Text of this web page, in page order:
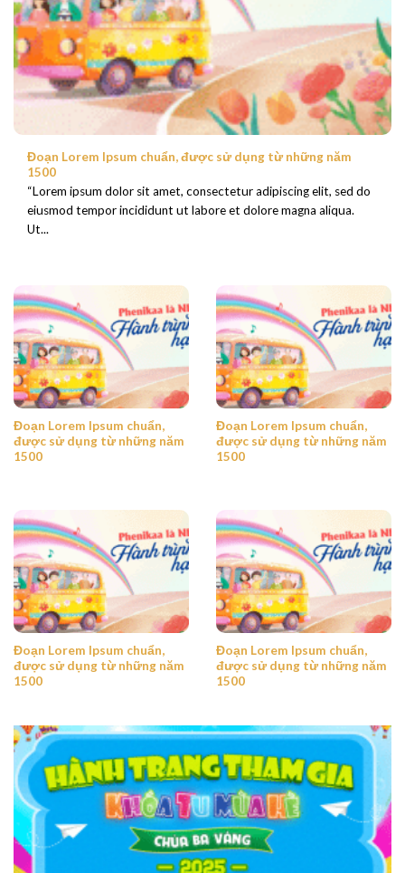
Đoạn Lorem Ipsum chuẩn, được sử dụng từ những năm
1500
“Lorem ipsum dolor sit amet, consectetur adipiscing elit, sed do
eiusmod tempor incididunt ut labore et dolore magna aliqua.
Ut...
Đoạn Lorem Ipsum chuẩn,
được sử dụng từ những năm
1500
Đoạn Lorem Ipsum chuẩn,
được sử dụng từ những năm
1500
Đoạn Lorem Ipsum chuẩn,
được sử dụng từ những năm
1500
Đoạn Lorem Ipsum chuẩn,
được sử dụng từ những năm
1500